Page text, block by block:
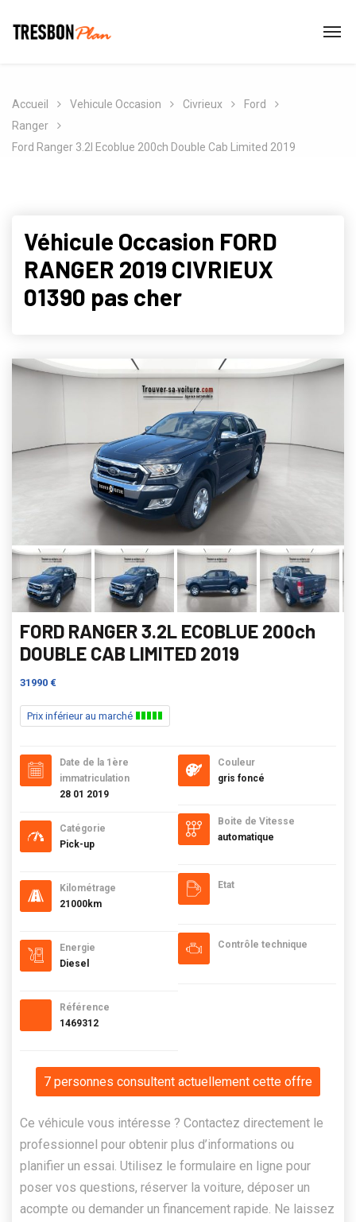
Accueil Vehicule Occasion Civrieux
Ford
Ranger
Ford Ranger 3.2l Ecoblue 200ch Double Cab Limited 2019
Véhicule Occasion FORD
RANGER 2019 CIVRIEUX
01390 pas cher
FORD RANGER 3.2L ECOBLUE 200ch
DOUBLE CAB LIMITED 2019
31990 €
Prix inférieur au marché
Date de la 1ère
immatriculation
28 01 2019
Catégorie
Pick-up
Kilométrage
21000km
Energie
Diesel
Référence
1469312
Couleur
gris foncé
Boite de Vitesse
automatique
Etat
Contrôle technique
7 personnes consultent actuellement cette offre
Ce véhicule vous intéresse ? Contactez directement le
professionnel pour obtenir plus d’informations ou
planifier un essai. Utilisez le formulaire en ligne pour
poser vos questions, réserver la voiture, déposer un
acompte ou demander un financement rapide. Ne laissez